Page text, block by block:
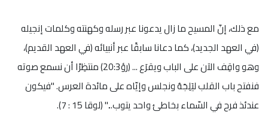
مع ذلك، إنّ المسيح ما زال يدعونا عبر رسله وكهنته وكلمات إنجيله
(في العهد الجديد)، كما دعانا سابقًا عبر أنبيائه (في العهد القديم)،
وهو واقِف الآن على الباب ويقرَع ... (رؤ20:3) منتظِرًا أن نسمع صوته
فنفتح باب القلب ليَلِجَهُ ونجلس وإيّاه على مائدة العرس. "فيكون
عندئذ فرح في السّماء بخاطئ واحد يتوب..." (لوقا 15 : 7).